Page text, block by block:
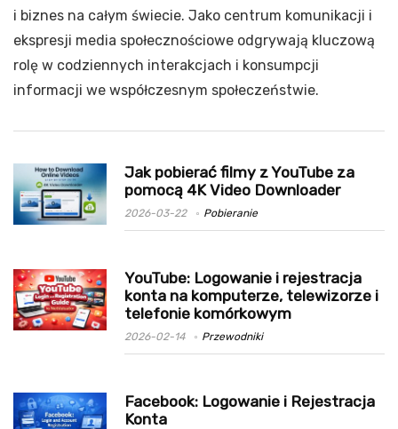
i biznes na całym świecie. Jako centrum komunikacji i
ekspresji media społecznościowe odgrywają kluczową
rolę w codziennych interakcjach i konsumpcji
informacji we współczesnym społeczeństwie.
Jak pobierać filmy z YouTube za
pomocą 4K Video Downloader
2026-03-22 Pobieranie
YouTube: Logowanie i rejestracja
konta na komputerze, telewizorze i
telefonie komórkowym
2026-02-14 Przewodniki
Facebook: Logowanie i Rejestracja
Konta